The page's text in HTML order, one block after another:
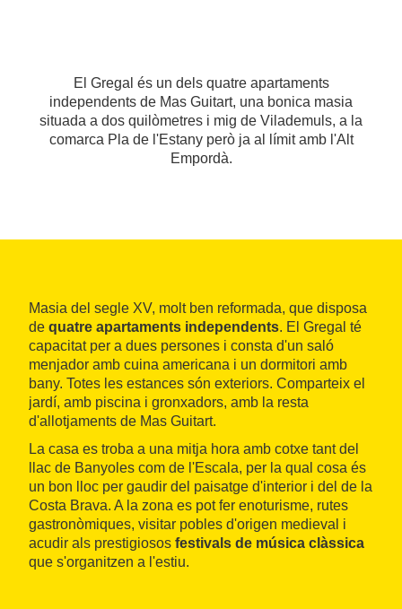
El Gregal és un dels quatre apartaments
independents de Mas Guitart, una bonica masia
situada a dos quilòmetres i mig de Vilademuls, a la
comarca Pla de l'Estany però ja al límit amb l'Alt
Empordà.
Masia del segle XV, molt ben reformada, que disposa
de quatre apartaments independents. El Gregal té
capacitat per a dues persones i consta d'un saló
menjador amb cuina americana i un dormitori amb
bany. Totes les estances són exteriors. Comparteix el
jardí, amb piscina i gronxadors, amb la resta
d'allotjaments de Mas Guitart.
La casa es troba a una mitja hora amb cotxe tant del
llac de Banyoles com de l'Escala, per la qual cosa és
un bon lloc per gaudir del paisatge d'interior i del de la
Costa Brava. A la zona es pot fer enoturisme, rutes
gastronòmiques, visitar pobles d'origen medieval i
acudir als prestigiosos festivals de música clàssica
que s'organitzen a l'estiu.